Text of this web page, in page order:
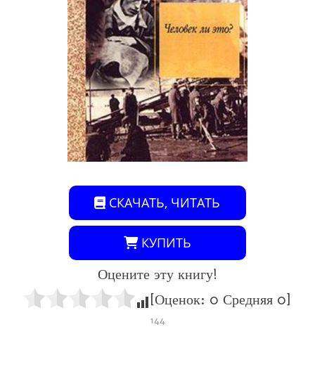
СКАЧАТЬ, ЧИТАТЬ
КУПИТЬ
Оцените эту книгу!
[Оценок: 0 Средняя 0]
144